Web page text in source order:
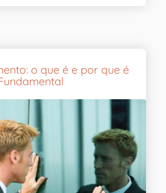
o que é e por que é